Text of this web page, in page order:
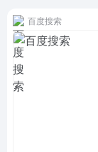
百度搜索